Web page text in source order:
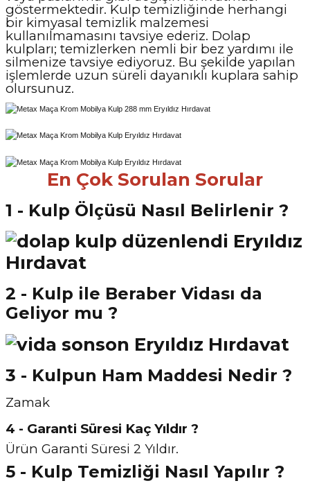
göstermektedir. Kulp temizliğinde herhangi
bir kimyasal temizlik malzemesi
kullanılmamasını tavsiye ederiz. Dolap
kulpları; temizlerken nemli bir bez yardımı ile
silmenize tavsiye ediyoruz. Bu şekilde yapılan
işlemlerde uzun süreli dayanıklı kuplara sahip
olursunuz.
En Çok Sorulan Sorular
1 - Kulp Ölçüsü Nasıl Belirlenir ?
2 - Kulp ile Beraber Vidası da
Geliyor mu ?
3 - Kulpun Ham Maddesi Nedir ?
Zamak
4 - Garanti Süresi Kaç Yıldır ?
Ürün Garanti Süresi 2 Yıldır.
5 - Kulp Temizliği Nasıl Yapılır ?